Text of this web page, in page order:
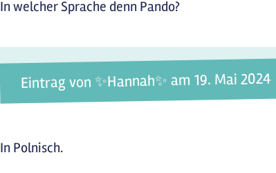
In welcher Sprache denn Pando?
Eintrag von ✨️Hannah✨️ am 19. Mai 2024
In Polnisch.